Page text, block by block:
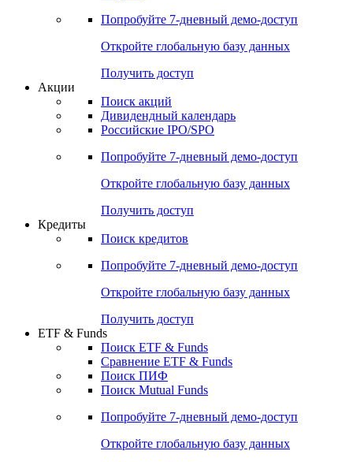
Попробуйте 7-дневный демо-доступ
Откройте глобальную базу данных
Получить доступ
Акции
Поиск акций
Дивидендный календарь
Российские IPO/SPO
Попробуйте 7-дневный демо-доступ
Откройте глобальную базу данных
Получить доступ
Кредиты
Поиск кредитов
Попробуйте 7-дневный демо-доступ
Откройте глобальную базу данных
Получить доступ
ETF & Funds
Поиск ETF & Funds
Сравнение ETF & Funds
Поиск ПИФ
Поиск Mutual Funds
Попробуйте 7-дневный демо-доступ
Откройте глобальную базу данных